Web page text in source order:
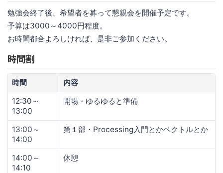
勉強会終了後、希望者を募って懇親会を開催予定です。
予算は3000～4000円程度。
お時間都合よろしければ、是非ご参加ください。
時間割
時間
内容
12:30～
13:00
開場・ゆるゆると準備
13:00～
14:00
第１部・Processing入門とかベクトルとか
14:00～
14:10
休憩